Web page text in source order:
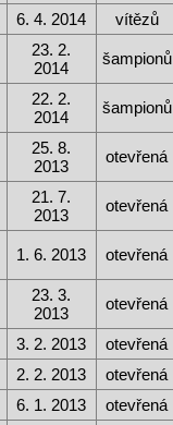
6. 4. 2014 vítězů
23. 2.
2014
šampionů
22. 2.
2014
šampionů
25. 8.
2013
otevřená
21. 7.
2013
otevřená
1. 6. 2013 otevřená
23. 3.
2013
otevřená
3. 2. 2013
otevřená
2. 2. 2013
otevřená
6. 1. 2013 otevřená